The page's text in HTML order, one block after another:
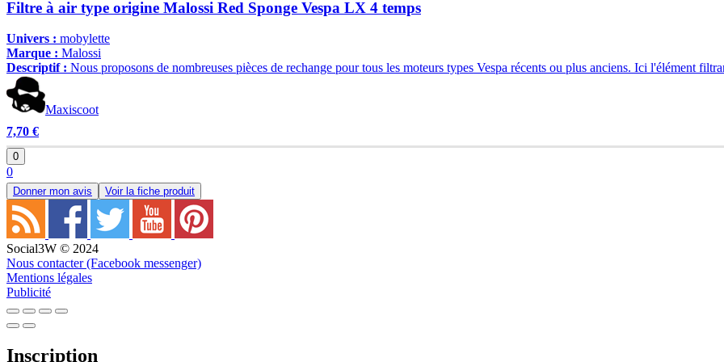
Filtre à air type origine Malossi Red Sponge Vespa LX 4 temps
Univers : mobylette
Marque : Malossi
Descriptif : Nous proposons de nombreuses pièces de rechange pour tous les moteurs types Vespa récents ou plus anciens. Ici l'élément
Maxiscoot
7,70 €
0
0
Donner mon avis Voir la fiche produit
Social3W © 2024
Nous contacter (Facebook messenger)
Mentions légales
Publicité
Inscription